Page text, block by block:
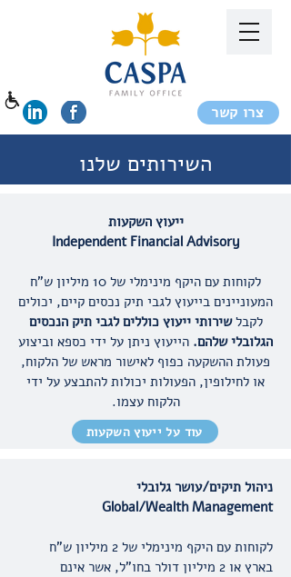
לִנְגִישׁוּת
הָאֲתָר.
לִפְתִיחַת
הֵנְּגִישׁוּת
צרו קשר
השירותים שלנו
ייעוץ השקעות
Independent Financial Advisory
לקוחות עם היקף מינימלי של 10 מיליון ש"ח
המעוניינים בייעוץ לגבי תיק נכסים קיים, יכולים
לקבלשירותי ייעוץ כוללים לגבי תיק הנכסים
הגלובלי שלהם. הייעוץ ניתן על ידי כספא וביצוע
פעולת ההשקעה כפוף לאישור מראש של הלקוח,
או לחילופין, הפעולות יכולות להתבצע על ידי
הלקוח עצמו.
עוד על ייעוץ השקעות
ניהול תיקים/עושר גלובלי
Global/Wealth Management
לקוחות עם היקף מינימלי של 2 מיליון ש"ח
בארץ או 2 מיליון דולר בחו"ל, אשר אינם